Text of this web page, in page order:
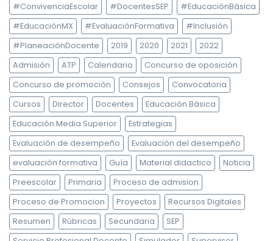
#ConvivenciaEscolar #DocentesSEP
#EducaciónBásica
#EducaciónMX
#EvaluaciónFormativa
#Inclusión
#PlaneaciónDocente
2019 2020 2021
2022
Admisión
ATP Calendario
Concurso de oposición
Concurso de promoción
Consejos
Convocatoria
Cursos
Director Docentes
Educación Básica
Educación Media Superior
Estrategias
Evaluación de desempeño
Evaluación del desempeño
evaluación formativa
Guía Material didactico
Noticia
Preescolar
Primaria
Proceso de admision
Proceso de Promocion
Proyectos
Recursos Digitales
Resumen
Rúbricas Secundaria
SEP